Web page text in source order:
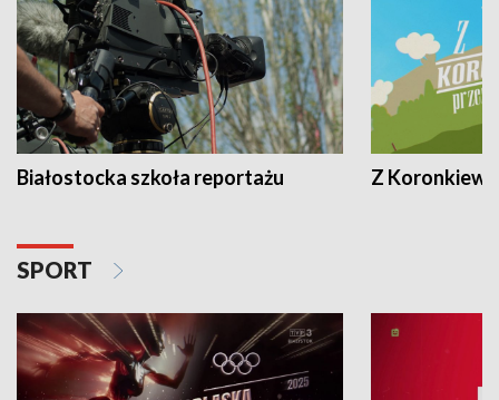
Białostocka szkoła reportażu Z
SPORT